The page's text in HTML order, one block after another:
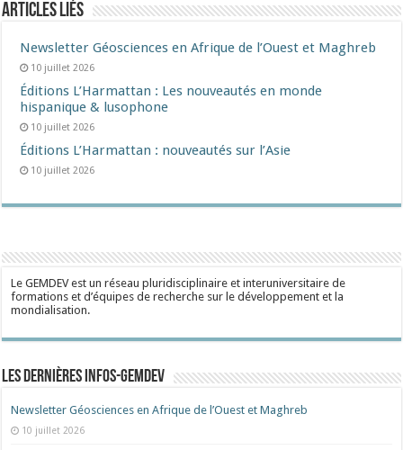
Articles liés
Newsletter Géosciences en Afrique de l’Ouest et Maghreb
10 juillet 2026
Éditions L’Harmattan : Les nouveautés en monde
hispanique & lusophone
10 juillet 2026
Éditions L’Harmattan : nouveautés sur l’Asie
10 juillet 2026
Le GEMDEV est un réseau pluridisciplinaire et interuniversitaire de
formations et d’équipes de recherche sur le développement et la
mondialisation.
Les dernières Infos-Gemdev
Newsletter Géosciences en Afrique de l’Ouest et Maghreb
10 juillet 2026